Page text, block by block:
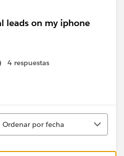
leads on my iphone
4 respuestas
Ordenar por fecha